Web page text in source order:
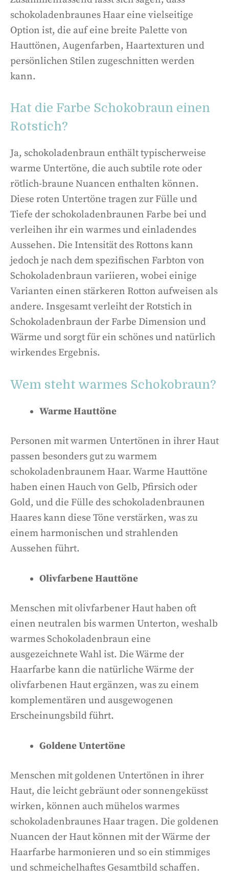
schokoladenbraunes Haar eine vielseitige
Option ist, die auf eine breite Palette von
Hauttönen, Augenfarben, Haartexturen und
persönlichen Stilen zugeschnitten werden
kann.
Hat die Farbe Schokobraun einen
Rotstich?
Ja, schokoladenbraun enthält typischerweise
warme Untertöne, die auch subtile rote oder
rötlich-braune Nuancen enthalten können.
Diese roten Untertöne tragen zur Fülle und
Tiefe der schokoladenbraunen Farbe bei und
verleihen ihr ein warmes und einladendes
Aussehen. Die Intensität des Rottons kann
jedoch je nach dem spezifischen Farbton von
Schokoladenbraun variieren, wobei einige
Varianten einen stärkeren Rotton aufweisen als
andere. Insgesamt verleiht der Rotstich in
Schokoladenbraun der Farbe Dimension und
Wärme und sorgt für ein schönes und natürlich
wirkendes Ergebnis.
Wem steht warmes Schokobraun?
Warme Hauttöne
Personen mit warmen Untertönen in ihrer Haut
passen besonders gut zu warmem
schokoladenbraunem Haar. Warme Hauttöne
haben einen Hauch von Gelb, Pfirsich oder
Gold, und die Fülle des schokoladenbraunen
Haares kann diese Töne verstärken, was zu
einem harmonischen und strahlenden
Aussehen führt.
Olivfarbene Hauttöne
Menschen mit olivfarbener Haut haben oft
einen neutralen bis warmen Unterton, weshalb
warmes Schokoladenbraun eine
ausgezeichnete Wahl ist. Die Wärme der
Haarfarbe kann die natürliche Wärme der
olivfarbenen Haut ergänzen, was zu einem
komplementären und ausgewogenen
Erscheinungsbild führt.
Goldene Untertöne
Menschen mit goldenen Untertönen in ihrer
Haut, die leicht gebräunt oder sonnengeküsst
wirken, können auch mühelos warmes
schokoladenbraunes Haar tragen. Die goldenen
Nuancen der Haut können mit der Wärme der
Haarfarbe harmonieren und so ein stimmiges
und schmeichelhaftes Gesamtbild schaffen.